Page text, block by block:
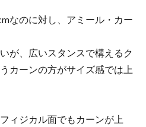
なのに対し、アミール・カー
が、広いスタンスで構えるク
カーンの方がサイズ感では上
ィジカル面でもカーンが上